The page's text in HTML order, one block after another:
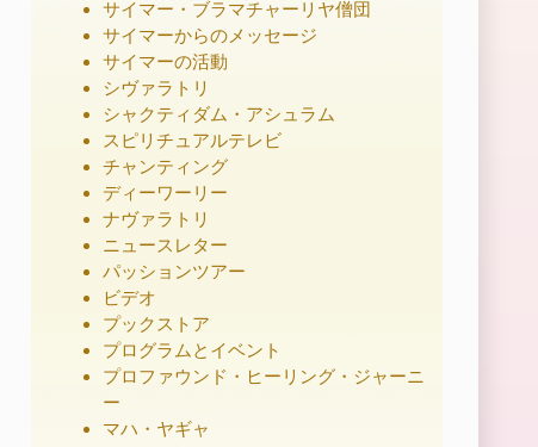
サイマー・ブラマチャーリヤ僧団
サイマーからのメッセージ
サイマーの活動
シヴァラトリ
シャクティダム・アシュラム
スピリチュアルテレビ
チャンティング
ディーワーリー
ナヴァラトリ
ニュースレター
パッションツアー
ビデオ
プックストア
プログラムとイベント
プロファウンド・ヒーリング・ジャーニ
ー
マハ・ヤギャ